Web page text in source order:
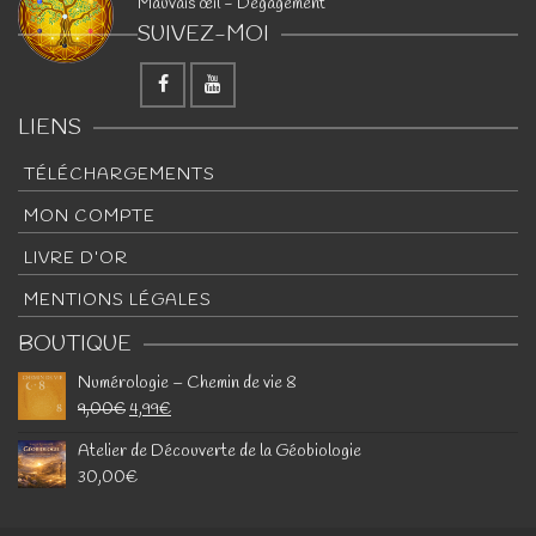
SUIVEZ-MOI
LIENS
TÉLÉCHARGEMENTS
MON COMPTE
LIVRE D’OR
MENTIONS LÉGALES
BOUTIQUE
Numérologie – Chemin de vie 8
9,00€4,99€
Atelier de Découverte de la Géobiologie
30,00€